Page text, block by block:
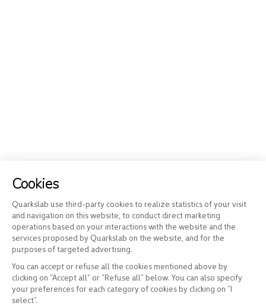
Cookies
Quarkslab use third-party cookies to realize statistics of your visit
and navigation on this website, to conduct direct marketing
operations based on your interactions with the website and the
services proposed by Quarkslab on the website, and for the
purposes of targeted advertising.
You can accept or refuse all the cookies mentioned above by
clicking on “Accept all” or “Refuse all” below. You can also specify
your preferences for each category of cookies by clicking on “I
select”.